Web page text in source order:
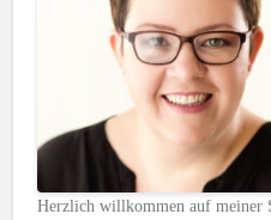
Herzlich willkommen auf meiner